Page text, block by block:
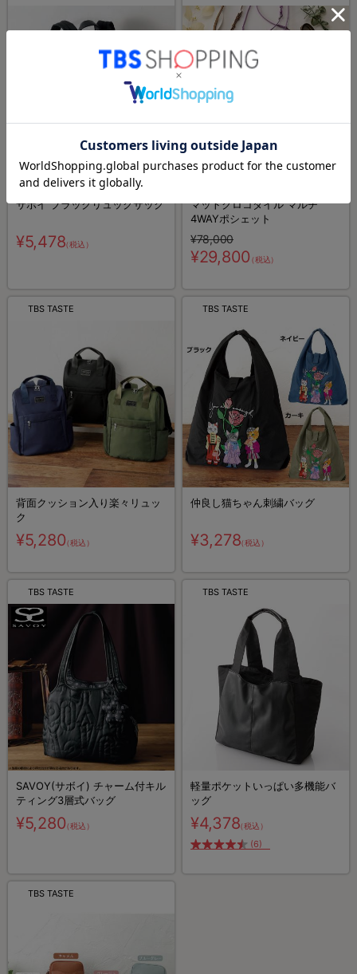
サボイ ブラックリュックサック
¥5,478（税込）
マットクロコダイル マルチ
4WAYポシェット
¥78,000
¥29,800（税込）
TBS TASTE
背面クッション入り楽々リュッ
ク
¥5,280（税込）
TBS TASTE
仲良し猫ちゃん刺繍バッグ
¥3,278（税込）
TBS TASTE
SAVOY(サボイ) チャーム付キル
ティング3層式バッグ
¥5,280（税込）
TBS TASTE
軽量ポケットいっぱい多機能バ
ッグ
¥4,378（税込）
(6)
TBS TASTE